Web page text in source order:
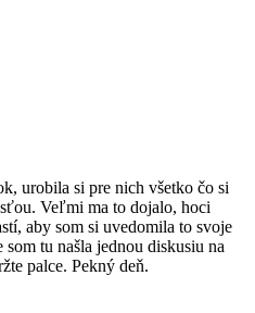
urobila si pre nich všetko čo si
Veľmi ma to dojalo, hoci
aby som si uvedomila to svoje
tu našla jednou diskusiu na
palce. Pekný deň.